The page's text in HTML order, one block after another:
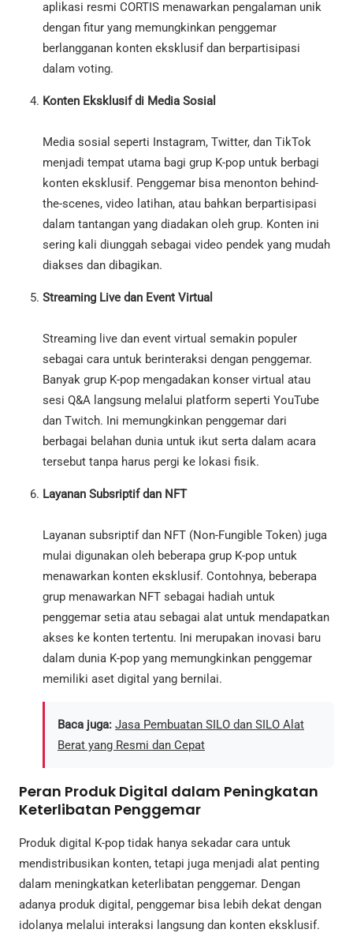
aplikasi resmi CORTIS menawarkan pengalaman unik
dengan fitur yang memungkinkan penggemar
berlangganan konten eksklusif dan berpartisipasi
dalam voting.
Konten Eksklusif di Media Sosial
Media sosial seperti Instagram, Twitter, dan TikTok
menjadi tempat utama bagi grup K-pop untuk berbagi
konten eksklusif. Penggemar bisa menonton behind-
the-scenes, video latihan, atau bahkan berpartisipasi
dalam tantangan yang diadakan oleh grup. Konten ini
sering kali diunggah sebagai video pendek yang mudah
diakses dan dibagikan.
Streaming Live dan Event Virtual
Streaming live dan event virtual semakin populer
sebagai cara untuk berinteraksi dengan penggemar.
Banyak grup K-pop mengadakan konser virtual atau
sesi Q&A langsung melalui platform seperti YouTube
dan Twitch. Ini memungkinkan penggemar dari
berbagai belahan dunia untuk ikut serta dalam acara
tersebut tanpa harus pergi ke lokasi fisik.
Layanan Subsriptif dan NFT
Layanan subsriptif dan NFT (Non-Fungible Token) juga
mulai digunakan oleh beberapa grup K-pop untuk
menawarkan konten eksklusif. Contohnya, beberapa
grup menawarkan NFT sebagai hadiah untuk
penggemar setia atau sebagai alat untuk mendapatkan
akses ke konten tertentu. Ini merupakan inovasi baru
dalam dunia K-pop yang memungkinkan penggemar
memiliki aset digital yang bernilai.
Baca juga: Jasa Pembuatan SILO dan SILO Alat
Berat yang Resmi dan Cepat
Peran Produk Digital dalam Peningkatan
Keterlibatan Penggemar
Produk digital K-pop tidak hanya sekadar cara untuk
mendistribusikan konten, tetapi juga menjadi alat penting
dalam meningkatkan keterlibatan penggemar. Dengan
adanya produk digital, penggemar bisa lebih dekat dengan
idolanya melalui interaksi langsung dan konten eksklusif.